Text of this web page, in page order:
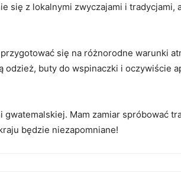
się z lokalnymi zwyczajami i tradycjami,
się na różnorodne warunki
odzież, buty do wspinaczki i oczywiście
Mam zamiar spróbować
będzie niezapomniane!